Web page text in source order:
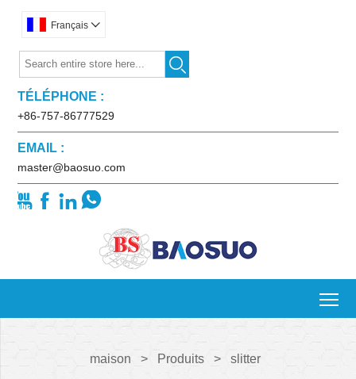
Français 

TÉLÉPHONE :
+86-757-86777529
EMAIL :
master@baosuo.com
   
maison > Produits > slitter